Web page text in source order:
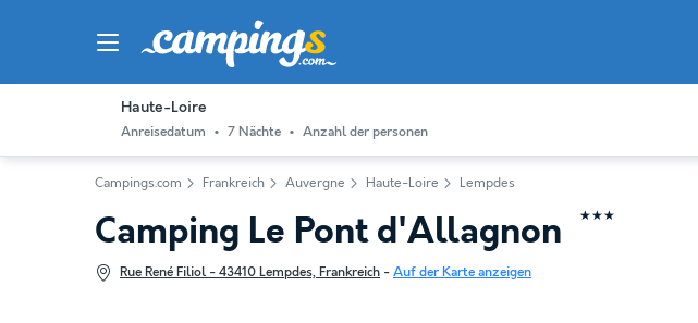
Haute-Loire
Anreisedatum 7 Nächte Anzahl der personen
Campings.com Frankreich Auvergne Haute-Loire Lempdes
Camping Le Pont d'Allagnon ★★★
Rue René Filiol - 43410 Lempdes, Frankreich - Auf der Karte anzeigen